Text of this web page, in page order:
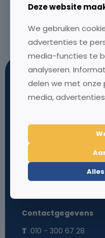
Joost Verbaas
Lees meer...
Koffie bij ons?
Louis Braillelaan 80
2719 EK Zoetermeer
Contactgegevens
T 010 - 300 67 28
Deze website
We gebruiken
advertenties te
media-functies te
analyseren.
delen we met onze
media,